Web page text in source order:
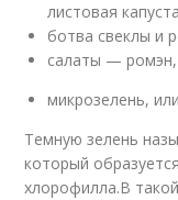
листовая
ботва свеклы и
салаты —
микрозелень,
Темную зелень
который
хлорофилла.В